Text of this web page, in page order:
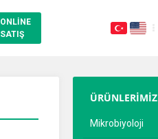
ONLİNE
SATIŞ
ÜRÜNLERİMİZ
Mikrobiyoloji